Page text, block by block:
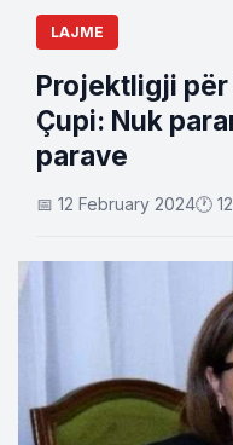
LAJME
Projektligji
Çupi: Nuk
parave
📅 12 February 2024🕐